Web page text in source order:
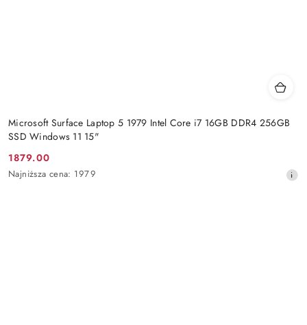
Microsoft Surface Laptop 5 1979 Intel Core i7 16GB DDR4 256GB
SSD Windows 11 15"
Cena
promocyjna:
1879.00
Najniższa
Najniższa cena: 1979